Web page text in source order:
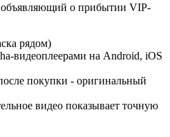
о прибытии VIP-
рядом)
видеоплеерами на Android, iOS
покупки - оригинальный
видео показывает точную